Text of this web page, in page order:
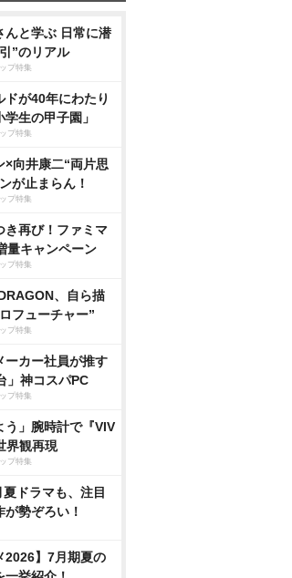
んと学ぶ 日常に潜
”のリアル
プ特集
ドが40年にわたり
生の甲子園」
プ特集
×向井康二“両片思
が止まらん！
プ特集
き再び！ファミマ
量キャンペーン
プ特集
、自ら描
フューチャー”
プ特集
ーカー社員が推す
」神コスパPC
プ特集
う」腕時計で『VIV
界観再現
プ特集
ドラマも、注目
勢ぞろい！
2026】7月期夏の